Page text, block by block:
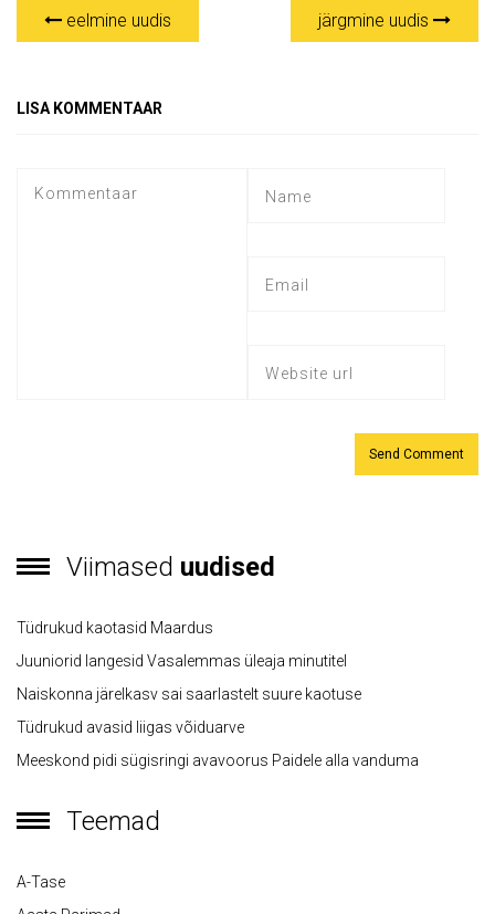
eelmine uudis järgmine uudis
LISA KOMMENTAAR
Viimased uudised
Tüdrukud kaotasid Maardus
Juuniorid langesid Vasalemmas üleaja minutitel
Naiskonna järelkasv sai saarlastelt suure kaotuse
Tüdrukud avasid liigas võiduarve
Meeskond pidi sügisringi avavoorus Paidele alla vanduma
Teemad
A-Tase